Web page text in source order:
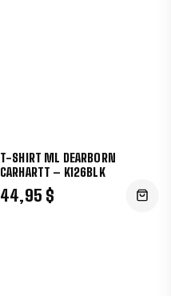
T-SHIRT ML DEARBORN
CARHARTT – K126BLK
44,95 $